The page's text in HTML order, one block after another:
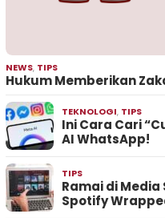
NEWS, TIPS
Hukum Memberikan
TEKNOLOGI, TIPS
Ini Cara Cari
AI WhatsApp!
TIPS
Ramai di
Spotify